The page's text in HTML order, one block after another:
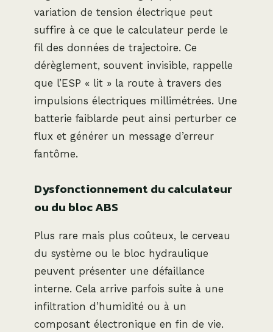
variation de tension électrique peut
suffire à ce que le calculateur perde le
fil des données de trajectoire. Ce
dérèglement, souvent invisible, rappelle
que l’ESP « lit » la route à travers des
impulsions électriques millimétrées. Une
batterie faiblarde peut ainsi perturber ce
flux et générer un message d’erreur
fantôme.
Dysfonctionnement du calculateur
ou du bloc ABS
Plus rare mais plus coûteux, le cerveau
du système ou le bloc hydraulique
peuvent présenter une défaillance
interne. Cela arrive parfois suite à une
infiltration d’humidité ou à un
composant électronique en fin de vie.